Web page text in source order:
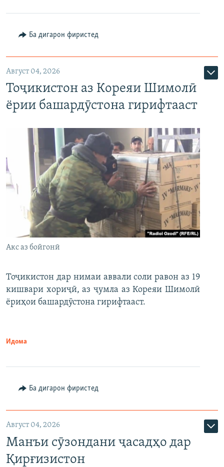
Ба дигарон фиристед
Август 04, 2026
Тоҷикистон аз Кореяи Шимолӣ
ёрии башардӯстона гирифтааст
Акс аз бойгонӣ
Тоҷикистон дар нимаи аввали соли равон аз 19
кишвари хориҷӣ, аз ҷумла аз Кореяи Шимолӣ
ёриҳои башардӯстона гирифтааст.
Идома
Ба дигарон фиристед
Август 04, 2026
Манъи сӯзондани ҷасадҳо дар
Қирғизистон